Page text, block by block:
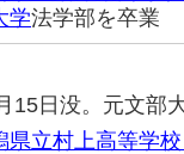
学法学部を卒業
日没。元文部
立村上高等学校